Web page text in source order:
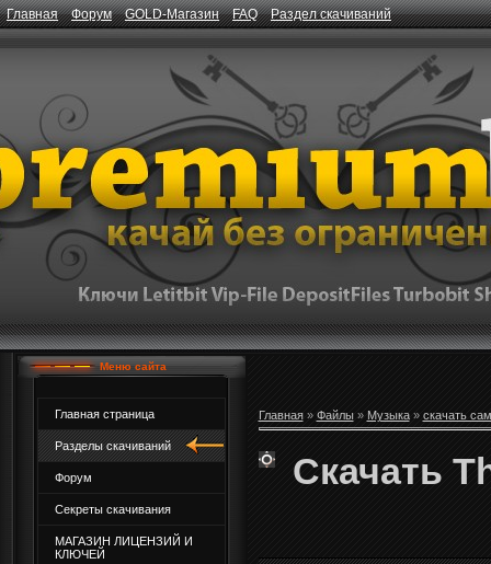
Главная Форум GOLD-Магазин FAQ Раздел скачиваний
Меню сайта
Главная страница
Разделы скачиваний
Форум
Секреты скачивания
МАГАЗИН ЛИЦЕНЗИЙ И
КЛЮЧЕЙ
Главная» Файлы» Музыка» скачать
Скачать